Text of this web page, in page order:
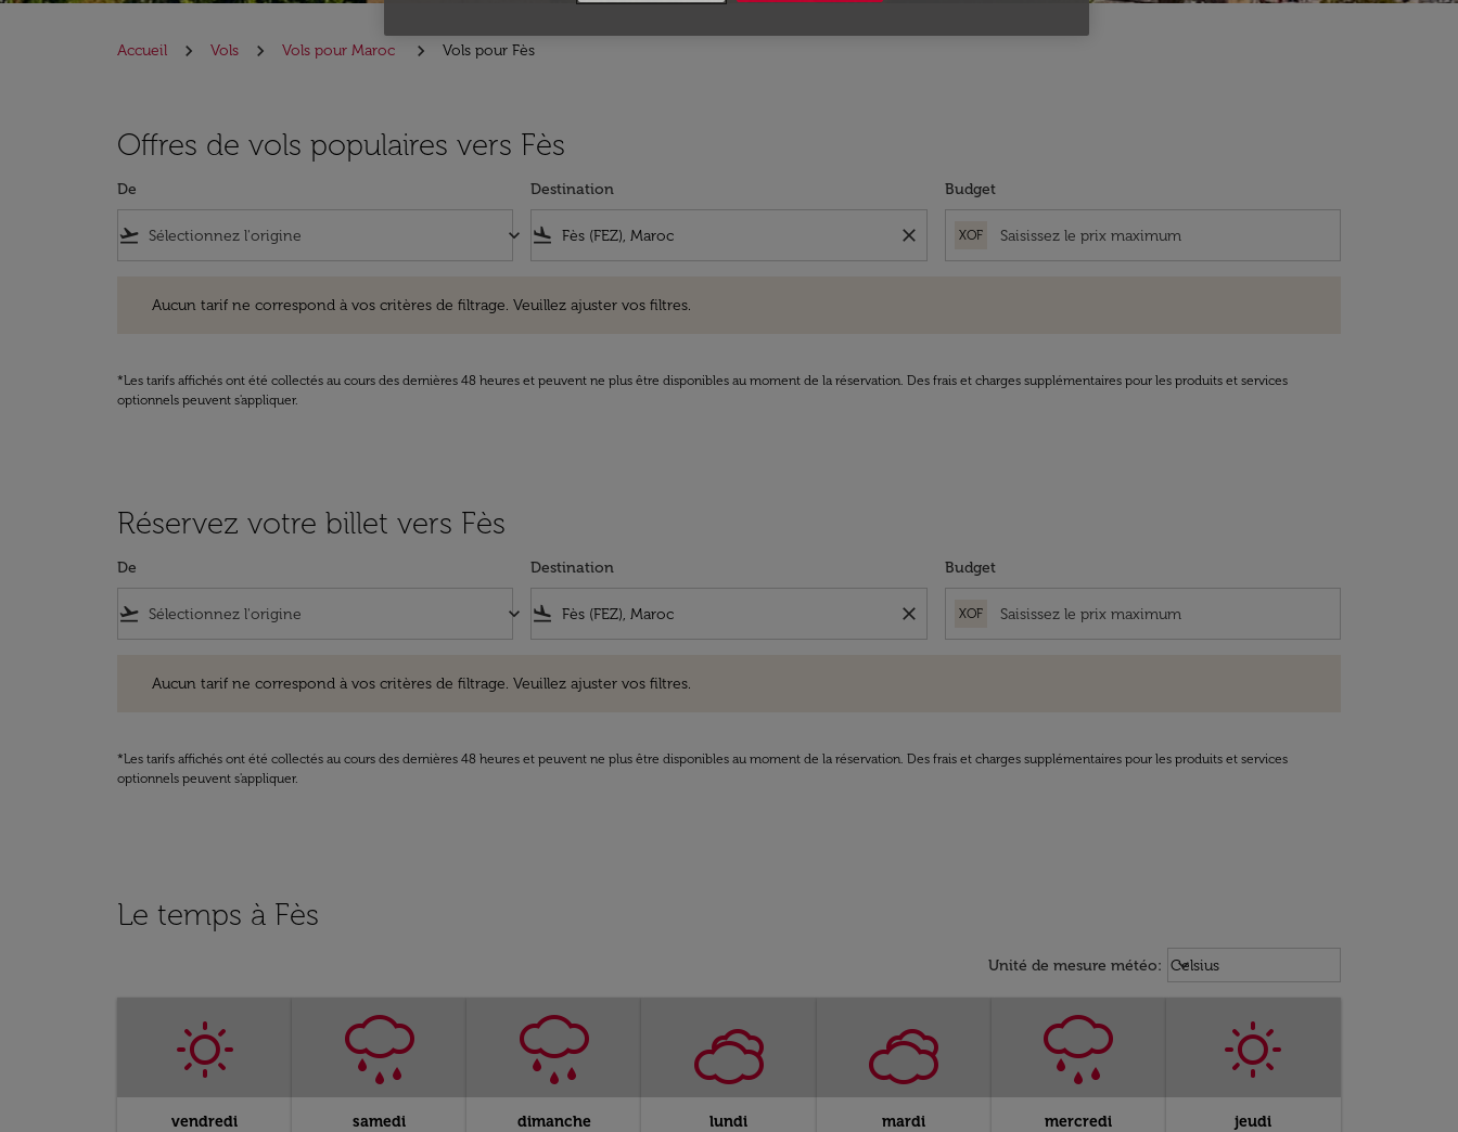
Accueil Vols Vols pour Maroc Vols pour Fès
Offres de vols populaires vers Fès
De
flight_takeoff keyboard_arrow_down
Destination
flight_land close
Budget
XOF
Aucun tarif ne correspond à vos critères de filtrage. Veuillez ajuster vos filtres.
*Les tarifs affichés ont été collectés au cours des dernières 48 heures et peuvent ne plus être disponibles au moment de la réservation. Des frais et charges supplémentaires pour les produits et services
optionnels peuvent s'appliquer.
Réservez votre billet vers Fès
De
flight_takeoff keyboard_arrow_down
Destination
flight_land close
Budget
XOF
Aucun tarif ne correspond à vos critères de filtrage. Veuillez ajuster vos filtres.
*Les tarifs affichés ont été collectés au cours des dernières 48 heures et peuvent ne plus être disponibles au moment de la réservation. Des frais et charges supplémentaires pour les produits et services
optionnels peuvent s'appliquer.
Le temps à Fès
Unité de mesure météo: Weather unit option Celsius
Celsius
keyboard_arrow_down
vendredi samedi dimanche lundi mardi mercredi jeudi